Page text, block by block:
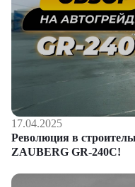
17.04.2025
Революция в
ZAUBERG GR-240C!